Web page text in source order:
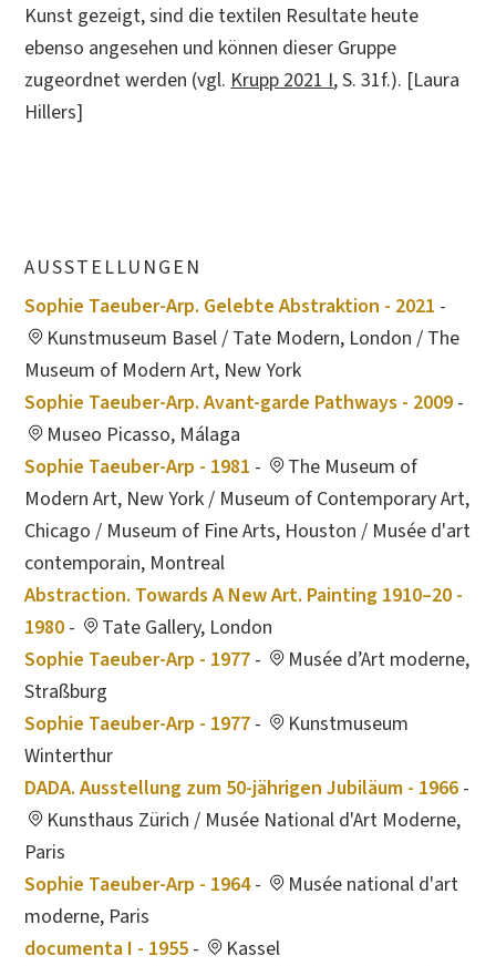
Kunst gezeigt, sind die textilen Resultate heute
ebenso angesehen und können dieser Gruppe
zugeordnet werden (vgl.Krupp 2021 I, S. 31f.). [Laura
Hillers]
AUSSTELLUNGEN
Sophie Taeuber-Arp. Gelebte Abstraktion - 2021 -
Kunstmuseum Basel / Tate Modern, London / The
Museum of Modern Art, New York
Sophie Taeuber-Arp. Avant-garde Pathways - 2009 -
Museo Picasso, Málaga
Sophie Taeuber-Arp - 1981 -
The Museum of
Modern Art, New York / Museum of Contemporary Art,
Chicago / Museum of Fine Arts, Houston / Musée d'art
contemporain, Montreal
Abstraction. Towards A New Art. Painting 1910–20 -
1980 -
Tate Gallery, London
Sophie Taeuber-Arp - 1977 -
Musée d’Art moderne,
Straßburg
Sophie Taeuber-Arp - 1977 -
Kunstmuseum
Winterthur
DADA. Ausstellung zum 50-jährigen Jubiläum - 1966 -
Kunsthaus Zürich / Musée National d'Art Moderne,
Paris
Sophie Taeuber-Arp - 1964-
Musée national d'art
moderne, Paris
documenta I - 1955 -
Kassel